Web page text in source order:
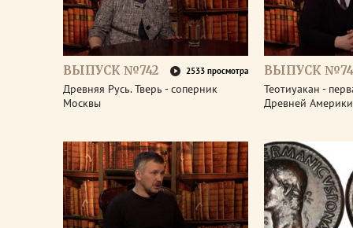
ВЫПУСК №742 2533 просмотра
Древняя Русь. Тверь - соперник
Москвы
ВЫПУСК
Теотиуакан -
Древней Америки